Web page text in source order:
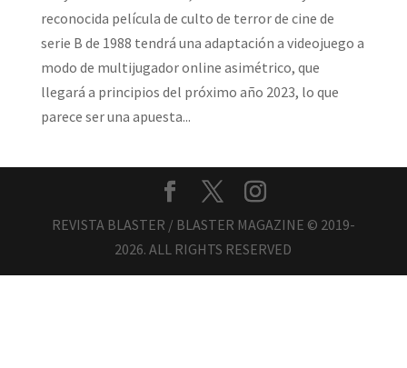
reconocida película de culto de terror de cine de
serie B de 1988 tendrá una adaptación a videojuego a
modo de multijugador online asimétrico, que
llegará a principios del próximo año 2023, lo que
parece ser una apuesta...
REVISTA BLASTER / BLASTER MAGAZINE © 2019-
2026. ALL RIGHTS RESERVED